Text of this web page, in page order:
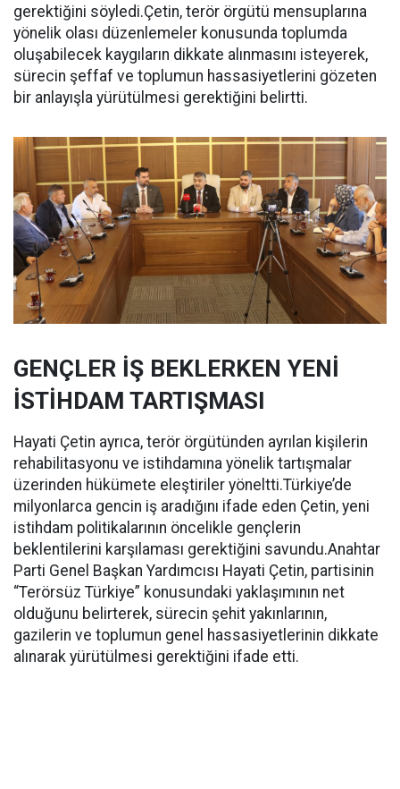
gerektiğini söyledi.Çetin, terör örgütü mensuplarına
yönelik olası düzenlemeler konusunda toplumda
oluşabilecek kaygıların dikkate alınmasını isteyerek,
sürecin şeffaf ve toplumun hassasiyetlerini gözeten
bir anlayışla yürütülmesi gerektiğini belirtti.
GENÇLER İŞ BEKLERKEN YENİ
İSTİHDAM TARTIŞMASI
Hayati Çetin ayrıca, terör örgütünden ayrılan kişilerin
rehabilitasyonu ve istihdamına yönelik tartışmalar
üzerinden hükümete eleştiriler yöneltti.Türkiye’de
milyonlarca gencin iş aradığını ifade eden Çetin, yeni
istihdam politikalarının öncelikle gençlerin
beklentilerini karşılaması gerektiğini savundu.Anahtar
Parti Genel Başkan Yardımcısı Hayati Çetin, partisinin
“Terörsüz Türkiye” konusundaki yaklaşımının net
olduğunu belirterek, sürecin şehit yakınlarının,
gazilerin ve toplumun genel hassasiyetlerinin dikkate
alınarak yürütülmesi gerektiğini ifade etti.